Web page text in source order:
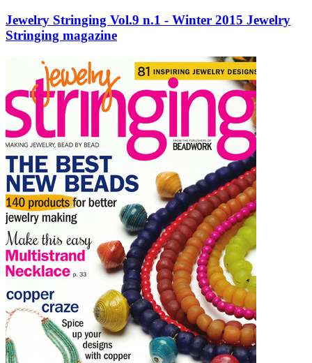
Jewelry Stringing Vol.9 n.1 - Winter 2015 Jewelry
Stringing magazine